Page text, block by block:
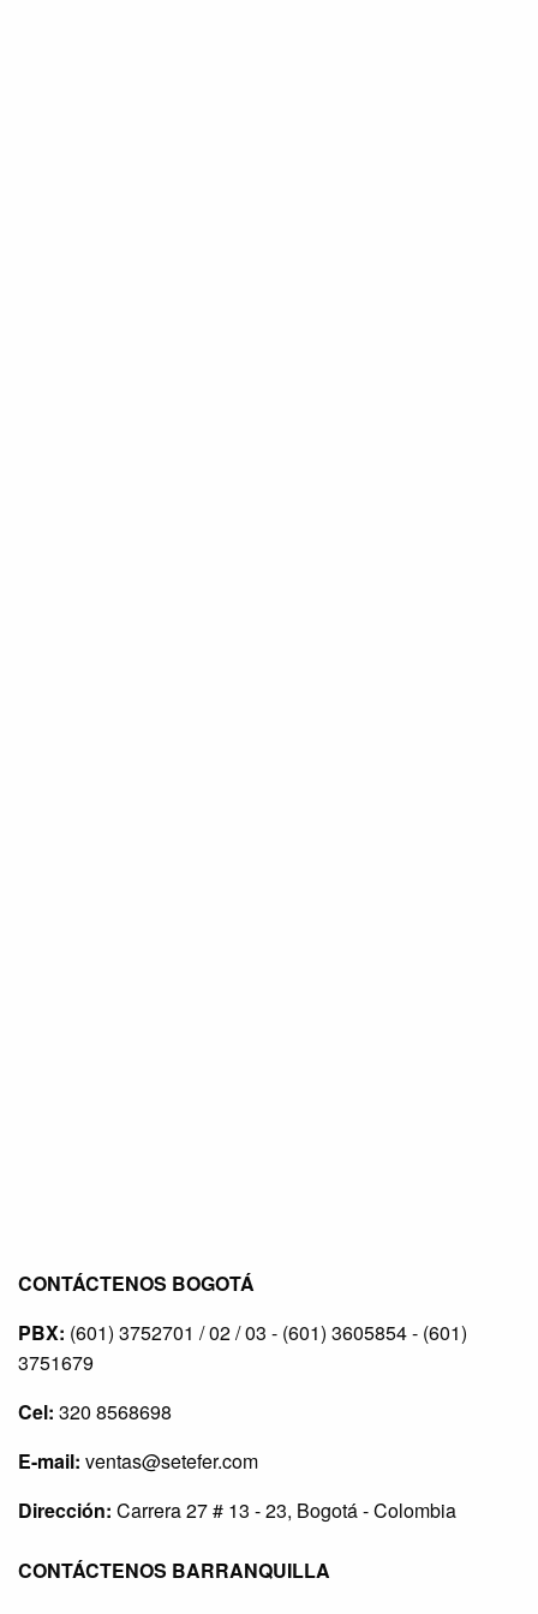
CONTÁCTENOS BOGOTÁ
PBX: (601) 3752701 / 02 / 03 - (601) 3605854 - (601)
3751679
Cel: 320 8568698
E-mail: ventas@setefer.com
Dirección: Carrera 27 # 13 - 23, Bogotá - Colombia
CONTÁCTENOS BARRANQUILLA